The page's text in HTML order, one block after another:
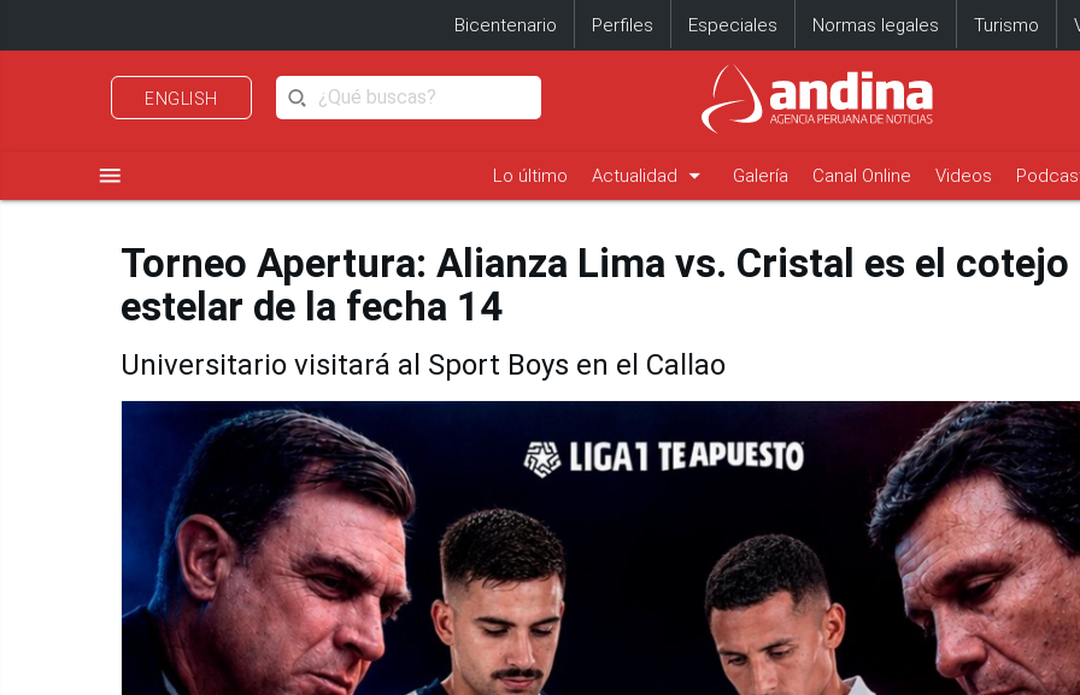
Bicentenario Perfiles Especiales Normas legales Turismo
ENGLISH
menu Lo último Actualidad arrow_drop_down Galería Canal Online Videos
Torneo Apertura: Alianza Lima vs. Cristal es el cotejo
estelar de la fecha 14
Universitario visitará al Sport Boys en el Callao